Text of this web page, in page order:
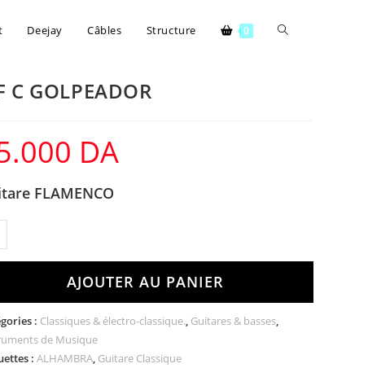
Deejay Câbles Structure 0
C GOLPEADOR
DA
FLAMENCO
AJOUTER AU PANIER
: Classiques & électro-classique., Guitares & basses,
de Musique
: ALHAMBRA, Guitare Classique